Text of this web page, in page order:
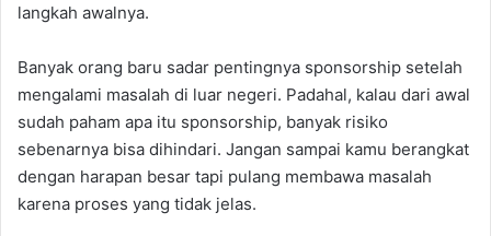
langkah awalnya.
Banyak orang baru sadar pentingnya sponsorship setelah
mengalami masalah di luar negeri. Padahal, kalau dari awal
sudah paham apa itu sponsorship, banyak risiko
sebenarnya bisa dihindari. Jangan sampai kamu berangkat
dengan harapan besar tapi pulang membawa masalah
karena proses yang tidak jelas.